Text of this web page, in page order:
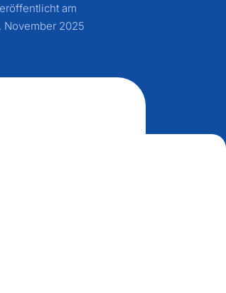
am
November 2025